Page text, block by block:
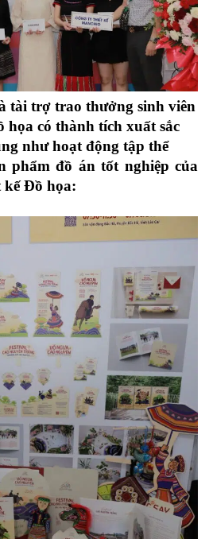
tài trợ trao thưởng sinh viên
họa có thành tích xuất sắc
như hoạt động tập thể
phẩm đồ án tốt nghiệp của
kế Đồ họa: